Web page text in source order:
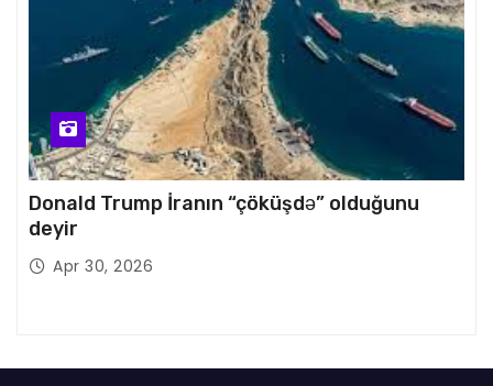
Donald Trump İranın “çöküşdə” olduğunu
deyir
Apr 30, 2026